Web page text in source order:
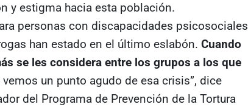
y estigma hacia esta población.
personas con discapacidades psicosociales
han estado en el último eslabón. Cuando
se les considera entre los grupos a los que
vemos un punto agudo de esa crisis”, dice
del Programa de Prevención de la Tortura